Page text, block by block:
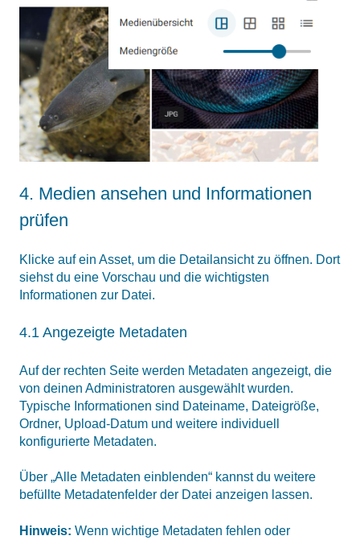
4. Medien ansehen und Informationen
prüfen
Klicke auf ein Asset, um die Detailansicht zu öffnen. Dort
siehst du eine Vorschau und die wichtigsten
Informationen zur Datei.
4.1 Angezeigte Metadaten
Auf der rechten Seite werden Metadaten angezeigt, die
von deinen Administratoren ausgewählt wurden.
Typische Informationen sind Dateiname, Dateigröße,
Ordner, Upload-Datum und weitere individuell
konfigurierte Metadaten.
Über „Alle Metadaten einblenden“ kannst du weitere
befüllte Metadatenfelder der Datei anzeigen lassen.
Hinweis: Wenn wichtige Metadaten fehlen oder